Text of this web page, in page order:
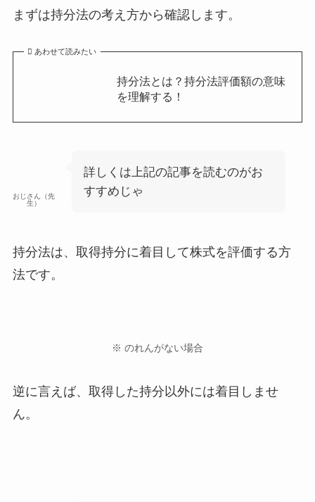
まずは持分法の考え方から確認します。
あわせて読みたい
持分法とは？持分法評価額の意味
を理解する！
おじさん（先
生）
詳しくは上記の記事を読むのがお
すすめじゃ
持分法は、取得持分に着目して株式を評価する方
法です。
※ のれんがない場合
逆に言えば、取得した持分以外には着目しませ
ん。